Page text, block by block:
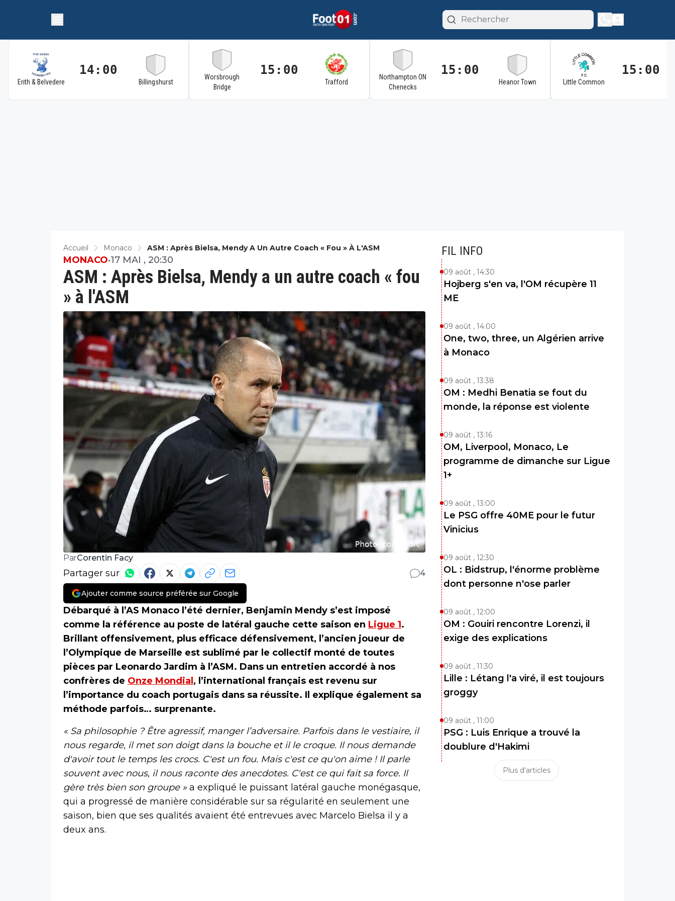
Erith & Belvedere
14:00
Billingshurst
Worsbrough
Bridge
15:00
Trafford
Northampton ON
Chenecks
15:00
Heanor Town Little Common
15:00
Accueil Monaco ASM : Après Bielsa, Mendy A Un Autre Coach « Fou » À L'ASM
ASM : Après Bielsa, Mendy a un autre coach « fou
» à l'ASM
MONACO•17 MAI , 20:30
ParCorentin Facy
Partager sur 4
Ajouter comme source préférée sur Google
Débarqué à l’AS Monaco l’été dernier, Benjamin Mendy s’est imposé
comme la référence au poste de latéral gauche cette saison en Ligue 1.
Brillant offensivement, plus efficace défensivement, l’ancien joueur de
l’Olympique de Marseille est sublimé par le collectif monté de toutes
pièces par Leonardo Jardim à l’ASM. Dans un entretien accordé à nos
confrères de Onze Mondial , l’international français est revenu sur
l’importance du coach portugais dans sa réussite. Il explique également sa
méthode parfois… surprenante.
« Sa philosophie ? Être agressif, manger l’adversaire. Parfois dans le vestiaire, il
nous regarde, il met son doigt dans la bouche et il le croque. Il nous demande
d'avoir tout le temps les crocs. C'est un fou. Mais c'est ce qu'on aime ! Il parle
souvent avec nous, il nous raconte des anecdotes. C'est ce qui fait sa force. Il
gère très bien son groupe » a expliqué le puissant latéral gauche monégasque,
qui a progressé de manière considérable sur sa régularité en seulement une
saison, bien que ses qualités avaient été entrevues avec Marcelo Bielsa il y a
deux ans.
FIL INFO
09 août , 14:30
Hojberg s'en va, l'OM récupère 11
ME
09 août , 14:00
One, two, three, un Algérien arrive
à Monaco
09 août , 13:38
OM : Medhi Benatia se fout du
monde, la réponse est violente
09 août , 13:16
OM, Liverpool, Monaco, Le
programme de dimanche sur Ligue
1+
09 août , 13:00
Le PSG offre 40ME pour le futur
Vinicius
09 août , 12:30
OL : Bidstrup, l'énorme problème
dont personne n'ose parler
09 août , 12:00
OM : Gouiri rencontre Lorenzi, il
exige des explications
09 août , 11:30
Lille : Létang l'a viré, il est toujours
groggy
09 août , 11:00
PSG : Luis Enrique a trouvé la
doublure d'Hakimi
Plus d'articles